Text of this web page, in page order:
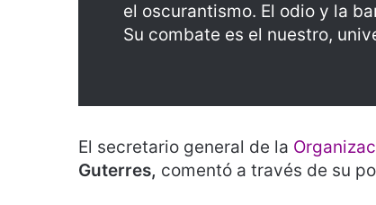
el oscurantismo. El odio y la
Su combate es el nuestro,
El secretario general de la
Guterres, comentó a través de su